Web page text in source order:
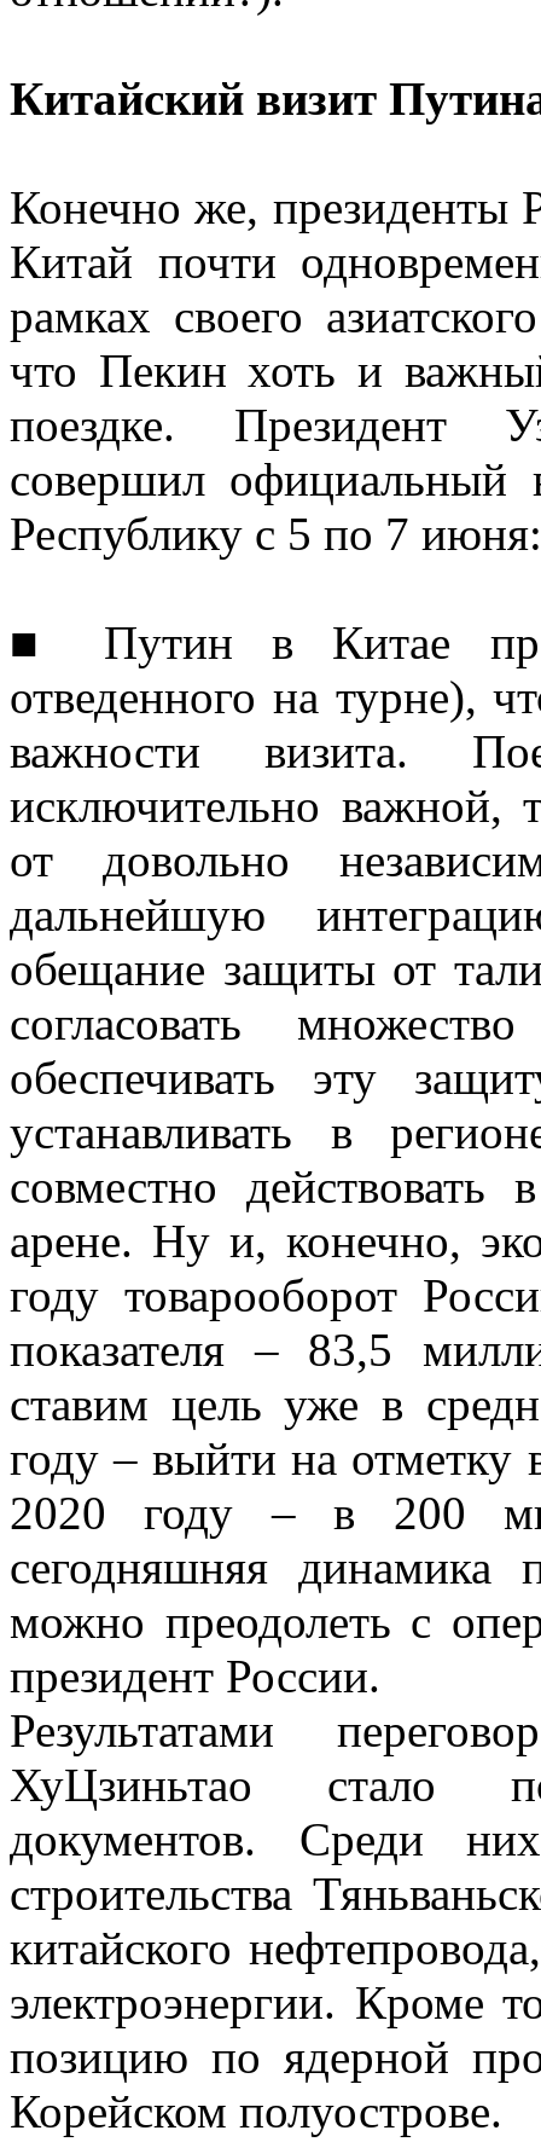
Китайский визит
Конечно же, президенты
Китай почти
рамках своего
что Пекин хоть и
поездке. Президент
совершил
Республику с 5 по 7 июня:
■ Путин в Китае
отведенного на турне),
важности визита.
исключительно важной,
от довольно
дальнейшую
обещание защиты от
согласовать
обеспечивать эту
устанавливать в
совместно
арене. Ну и, конечно,
году товарооборот
показателя – 83,5
ставим цель уже в
году – выйти на отметку
2020 году – в 200
сегодняшняя динамика
можно преодолеть с
президент России.
Результатами
ХуЦзиньтао стало
документов. Среди
строительства
китайского
электроэнергии. Кроме
позицию по ядерной
Корейском полуострове.